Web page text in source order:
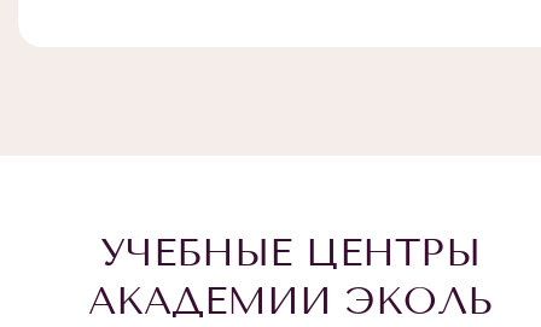
УЧЕБНЫЕ ЦЕНТРЫ
АКАДЕМИИ ЭКОЛЬ